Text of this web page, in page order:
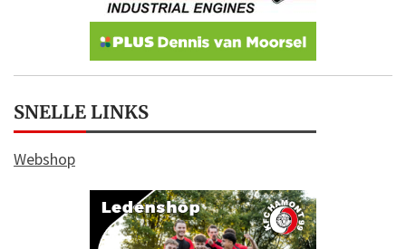
SNELLE LINKS
Webshop